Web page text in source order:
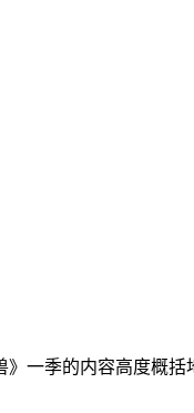
一季的内容高度概